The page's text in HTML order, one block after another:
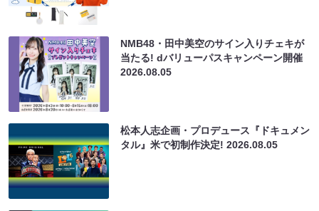
NMB48・田中美空のサイン入りチェキが
当たる! dバリューパスキャンペーン開催
2026.08.05
松本人志企画・プロデュース『ドキュメン
タル』米で初制作決定!2026.08.05